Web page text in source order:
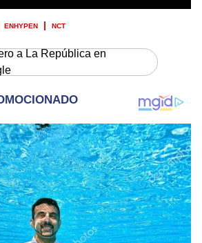
ENHYPEN NCT
a La República en